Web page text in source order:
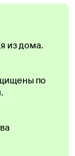
из дома.
по